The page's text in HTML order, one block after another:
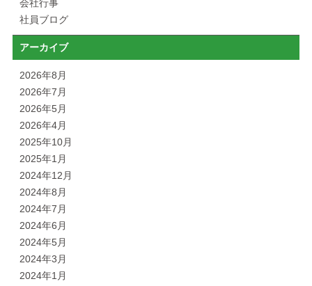
会社行事
社員ブログ
アーカイブ
2026年8月
2026年7月
2026年5月
2026年4月
2025年10月
2025年1月
2024年12月
2024年8月
2024年7月
2024年6月
2024年5月
2024年3月
2024年1月